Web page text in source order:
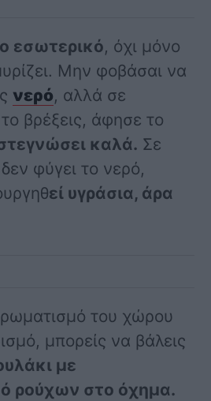
εσωτερικό, όχι μόνο
Μην φοβάσαι να
νερό, αλλά σε
βρέξεις, άφησε το
καλά. Σε
φύγει το νερό,
εί υγράσια, άρα
του χώρου
μπορείς να βάλεις
με
ρούχων στο όχημα.